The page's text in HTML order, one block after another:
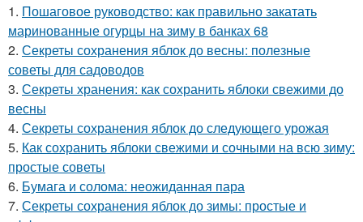
1. Пошаговое руководство: как правильно закатать
маринованные огурцы на зиму в банках 68
2. Секреты сохранения яблок до весны: полезные
советы для садоводов
3. Секреты хранения: как сохранить яблоки свежими до
весны
4. Секреты сохранения яблок до следующего урожая
5. Как сохранить яблоки свежими и сочными на всю зиму:
простые советы
6. Бумага и солома: неожиданная пара
7. Секреты сохранения яблок до зимы: простые и